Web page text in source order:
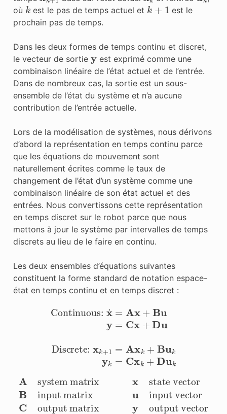
où k est le pas de temps actuel et k+1
est le
prochain pas de temps.
Dans les deux formes de temps continu et discret,
le vecteur de sortie yest exprimé comme une
combinaison linéaire de l’état actuel et de l’entrée.
Dans de nombreux cas, la sortie est un sous-
ensemble de l’état du système et n’a aucune
contribution de l’entrée actuelle.
Lors de la modélisation de systèmes, nous dérivons
d’abord la représentation en temps continu parce
que les équations de mouvement sont
naturellement écrites comme le taux de
changement de l’état d’un système comme une
combinaison linéaire de son état actuel et des
entrées. Nous convertissons cette représentation
en temps discret sur le robot parce que nous
mettons à jour le système par intervalles de temps
discrets au lieu de le faire en continu.
Les deux ensembles d’équations suivantes
constituent la forme standard de notation espace-
état en temps continu et en temps discret :
Continuous:x˙=Ax+ Bu =Cx + DuDiscrete:
system matrix state vectorB
input matrixuinput vector output matrixy
output vectorDfeedthrough matrix